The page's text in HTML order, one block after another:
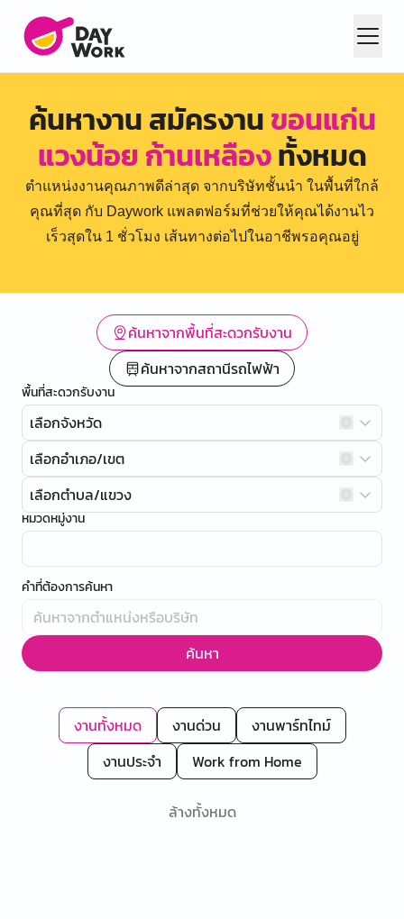
ค้นหางาน สมัครงานขอนแก่น
แวงน้อย ก้านเหลืองทั้งหมด
ตำแหน่งงานคุณภาพดีล่าสุด จากบริษัทชั้นนำ ในพื้นที่ใกล้
คุณที่สุด กับ Daywork แพลตฟอร์มที่ช่วยให้คุณได้งานไว
เร็วสุดใน 1 ชั่วโมง เส้นทางต่อไปในอาชีพรอคุณอยู่
ค้นหาจากพื้นที่สะดวกรับงาน
ค้นหาจากสถานีรถไฟฟ้า
พื้นที่สะดวกรับงาน
เลือกจังหวัด
เลือกอำเภอ/เขต
เลือกตำบล/แขวง
หมวดหมู่งาน
คำที่ต้องการค้นหา
ค้นหา
งานทั้งหมด งานด่วน
งานพาร์ทไทม์
งานประจำ
Work from Home
ล้างทั้งหมด